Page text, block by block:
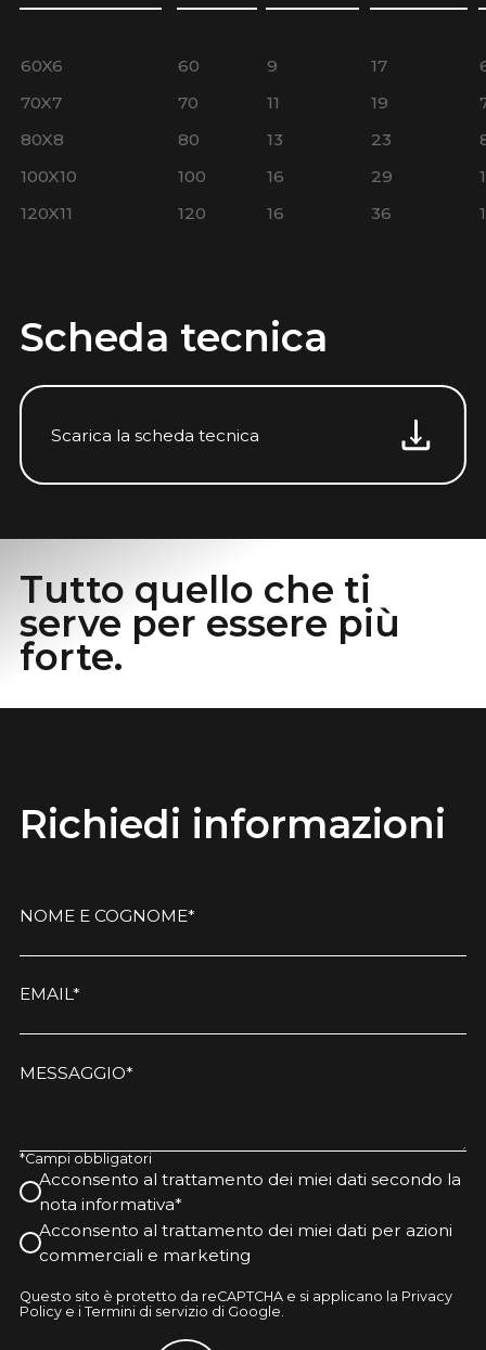
60X6 60 9 17
70X7
70 11 19
80X8
80 13 23
100X10
100 16 29
120X11
120 16 36
Scheda tecnica
Scarica la scheda tecnica
Tutto quello che ti
serve per essere più
forte.
Richiedi informazioni
NOME E COGNOME*
EMAIL*
MESSAGGIO*
*Campi obbligatori
Acconsento al trattamento dei miei dati secondo la
nota informativa*
Acconsento al trattamento dei miei dati per azioni
commerciali e marketing
Questo sito è protetto da reCAPTCHA e si applicano la Privacy
Policy e i Termini di servizio di Google.